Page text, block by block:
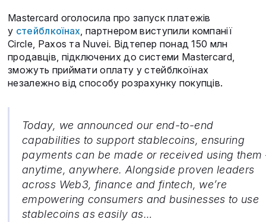
Mastercard оголосила про запуск платежів
у стейблкоїнах, партнером виступили компанії
Circle, Paxos та Nuvei. Відтепер понад 150 млн
продавців, підключених до системи Mastercard,
зможуть приймати оплату у стейблкоїнах
незалежно від способу розрахунку покупців.
Today, we announced our end-to-end
capabilities to support stablecoins, ensuring
payments can be made or received using them
anytime, anywhere. Alongside proven leaders
across Web3, finance and fintech, we’re
empowering consumers and businesses to use
stablecoins as easily as…